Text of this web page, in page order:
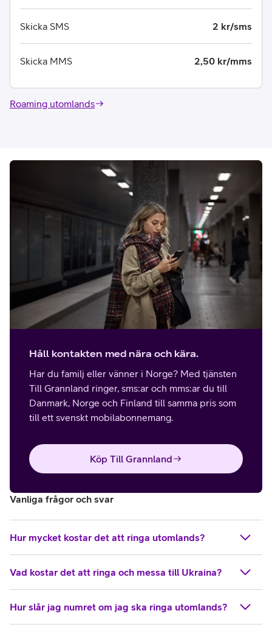
Skicka SMS 2 kr/sms
Skicka MMS 2,50 kr/mms
Roaming utomlands
Håll kontakten med nära och kära.
Har du familj eller vänner i Norge? Med tjänsten
Till Grannland ringer, sms:ar och mms:ar du till
Danmark, Norge och Finland till samma pris som
till ett svenskt mobilabonnemang.
Köp Till Grannland
Vanliga frågor och svar
Hur mycket kostar det att ringa utomlands?
Vad kostar det att ringa och messa till Ukraina?
Hur slår jag numret om jag ska ringa utomlands?